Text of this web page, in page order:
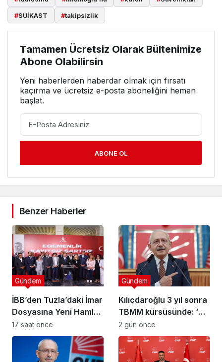
#SUİKAST #takipsizlik
Tamamen Ücretsiz Olarak Bültenimize
Abone Olabilirsin
Yeni haberlerden haberdar olmak için fırsatı
kaçırma ve ücretsiz e-posta aboneliğini hemen
başlat.
ABONE OL
Benzer Haberler
İBB’den Tuzla’daki İmar
Dosyasına Yeni Hamle:
“Mesele Siyaset Değil,
Kamu Yararı”
Gündem
17 saat önce
Kılıçdaroğlu 3 yıl sonra
TBMM kürsüsünde: ‘Biz
çalıp çırpmayı bilmeyiz’
Gündem
2 gün önce